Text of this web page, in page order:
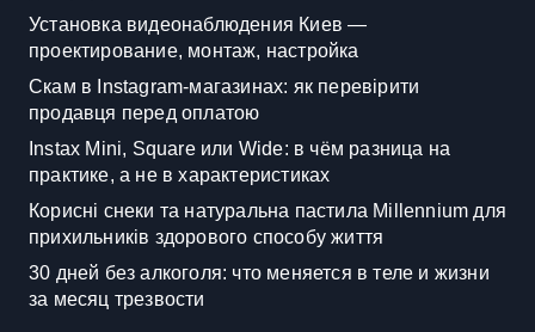
Установка видеонаблюдения Киев —
проектирование, монтаж, настройка
Скам в Instagram-магазинах: як перевірити
продавця перед оплатою
Instax Mini, Square или Wide: в чём разница на
практике, а не в характеристиках
Корисні снеки та натуральна пастила Millennium для
прихильників здорового способу життя
30 дней без алкоголя: что меняется в теле и жизни
за месяц трезвости